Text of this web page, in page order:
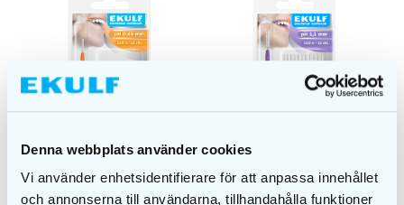
Denna webbplats använder cookies
Vi använder enhetsidentifierare för att anpassa innehållet
och annonserna till användarna, tillhandahålla funktioner
EKULF pH EKULF pH